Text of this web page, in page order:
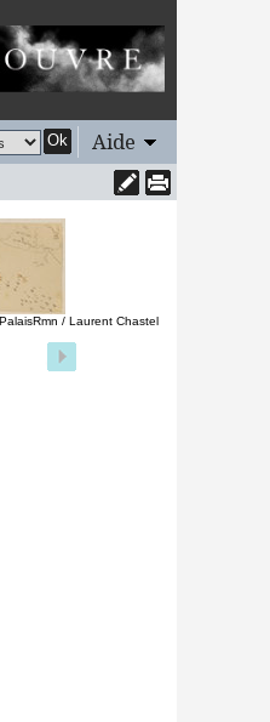
Ok Aide
/ Laurent Chastel